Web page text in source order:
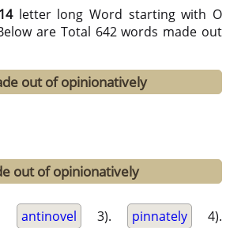
14letter long Word starting with O
are Total 642 words made out
out of opinionatively
out of opinionatively
antinovel 3). pinnately 4).